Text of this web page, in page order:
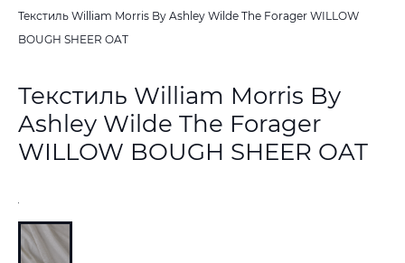
Ковры
Обои
Пледы
Ткани
Текстиль William Morris By Ashley Wilde The Forager WILLOW
BOUGH SHEER OAT
Текстиль William Morris By
Ashley Wilde The Forager
WILLOW BOUGH SHEER OAT